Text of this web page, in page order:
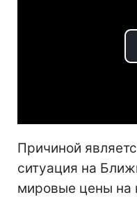
Причиной
ситуация на
мировые цены на